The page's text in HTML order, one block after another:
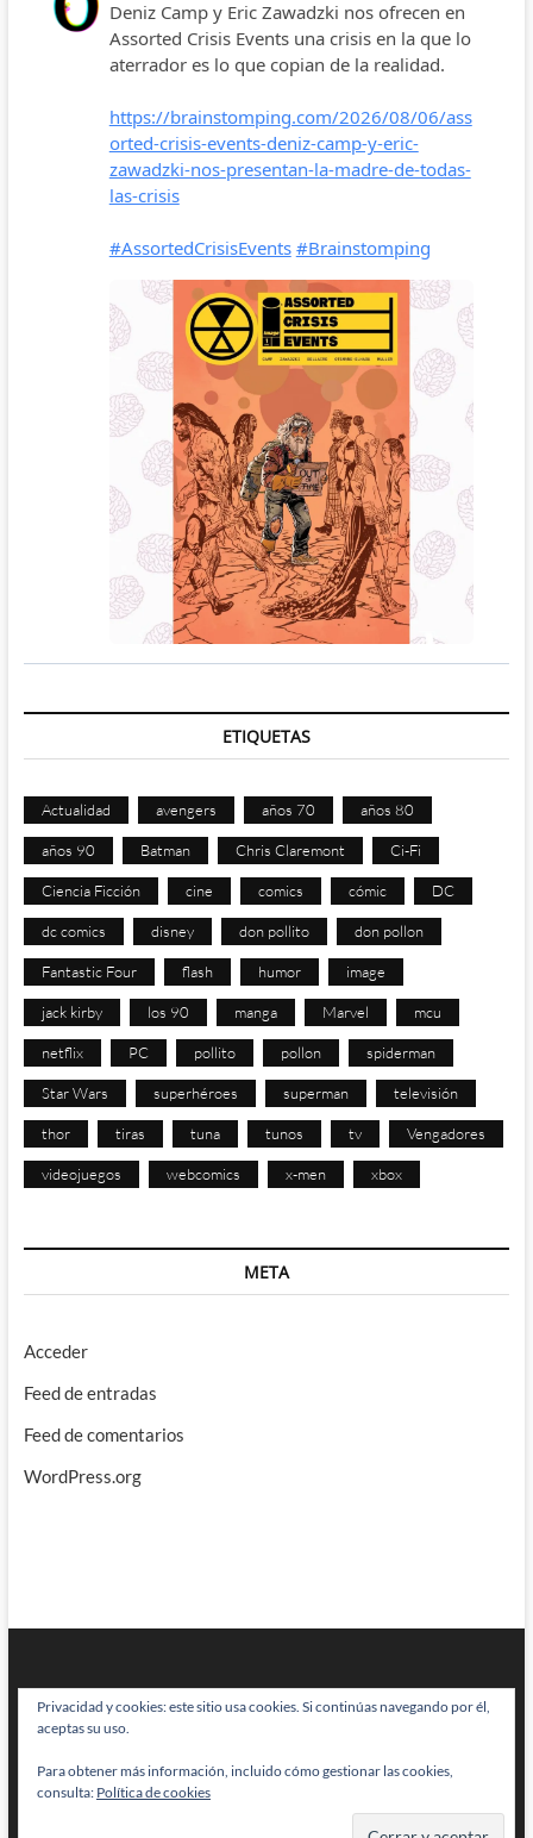
ETIQUETAS
Actualidad avengers años 70 años 80
años 90 Batman Chris Claremont Ci-Fi
Ciencia Ficción cine comics cómic DC
dc comics disney don pollito don pollon
Fantastic Four flash humor image
jack kirby los 90 manga Marvel mcu
netflix PC pollito pollon spiderman
Star Wars superhéroes superman televisión
thor tiras tuna tunos tv Vengadores
videojuegos webcomics x-men xbox
META
Acceder
Feed de entradas
Feed de comentarios
WordPress.org
BRAINSTOMPING| Diseñado por:Theme Freesia|WordPress| © Todos
los derechos reservados
Privacidad y cookies: este sitio usa cookies. Si continúas navegando por él,
aceptas su uso.
Para obtener más información, incluido cómo gestionar las cookies,
consulta: Política de cookies